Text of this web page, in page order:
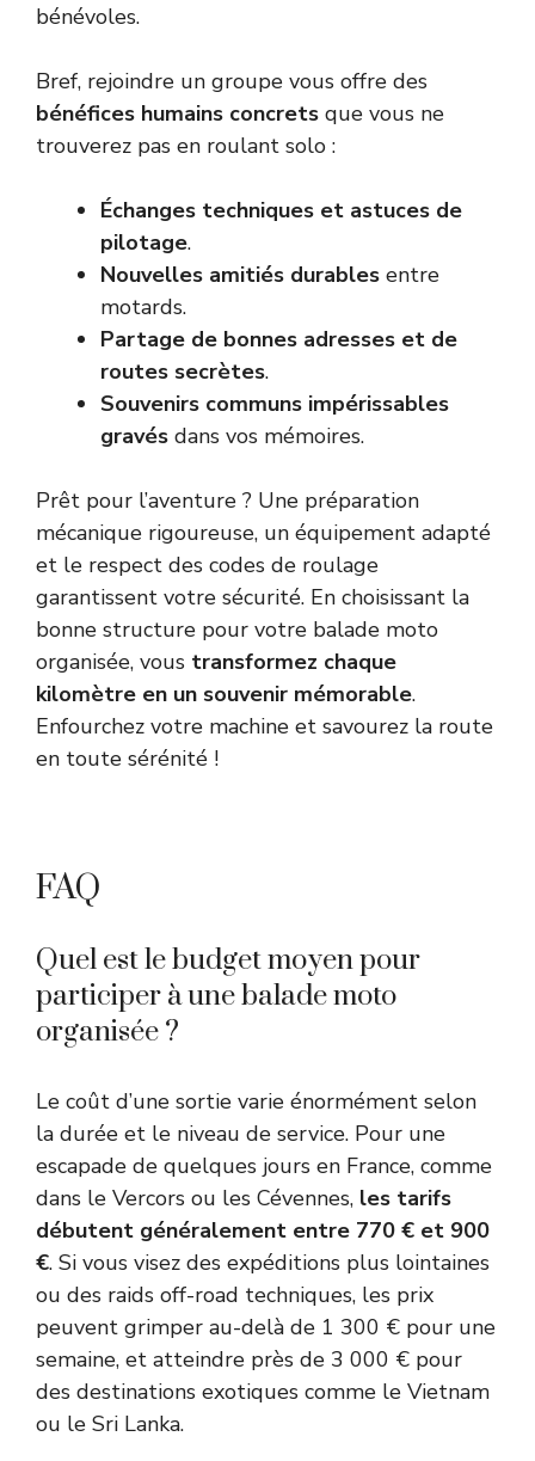
bénévoles.
Bref, rejoindre un groupe vous offre des
bénéfices humains concrets que vous ne
trouverez pas en roulant solo :
Échanges techniques et astuces de
pilotage.
Nouvelles amitiés durables entre
motards.
Partage de bonnes adresses et de
routes secrètes.
Souvenirs communs impérissables
gravés dans vos mémoires.
Prêt pour l’aventure ? Une préparation
mécanique rigoureuse, un équipement adapté
et le respect des codes de roulage
garantissent votre sécurité. En choisissant la
bonne structure pour votre balade moto
organisée, vous transformez chaque
kilomètre en un souvenir mémorable.
Enfourchez votre machine et savourez la route
en toute sérénité !
FAQ
Quel est le budget moyen pour
participer à une balade moto
organisée ?
Le coût d’une sortie varie énormément selon
la durée et le niveau de service. Pour une
escapade de quelques jours en France, comme
dans le Vercors ou les Cévennes, les tarifs
débutent généralement entre 770 € et 900
€. Si vous visez des expéditions plus lointaines
ou des raids off-road techniques, les prix
peuvent grimper au-delà de 1 300 € pour une
semaine, et atteindre près de 3 000 € pour
des destinations exotiques comme le Vietnam
ou le Sri Lanka.